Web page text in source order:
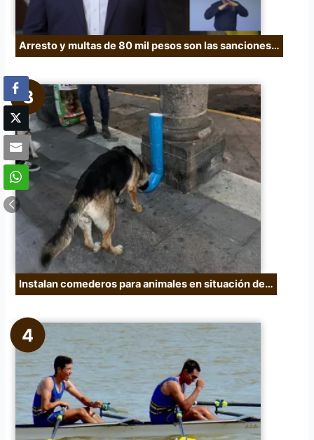
Arresto y multas de 80 mil pesos son las sanciones…
Instalan comederos para animales en situación de…